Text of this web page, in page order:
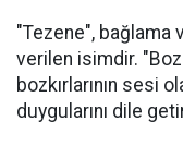
"Tezene", bağlama
verilen isimdir.
bozkırlarının sesi
duygularını dile